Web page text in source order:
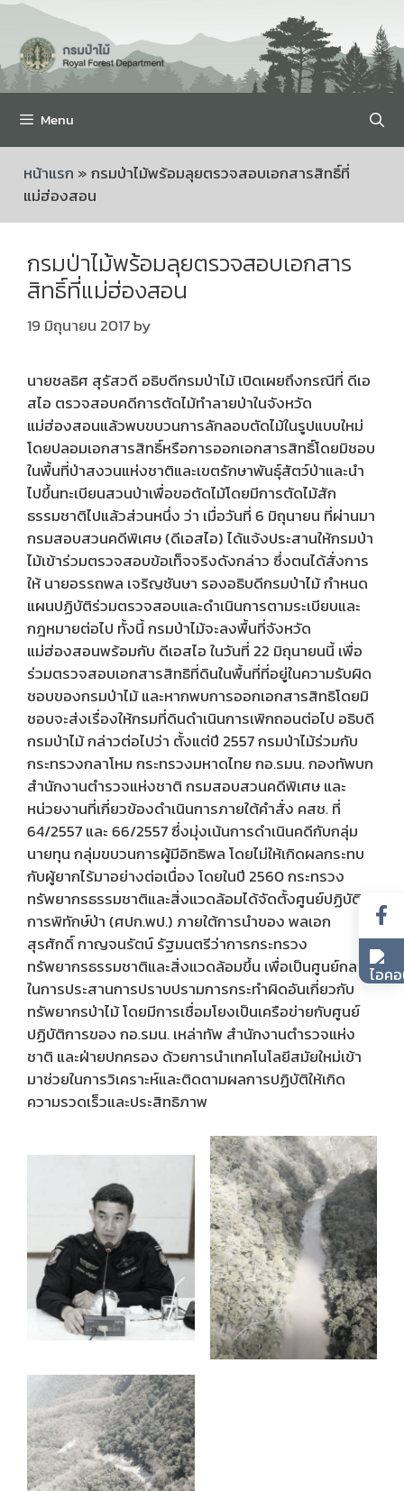
Menu
หน้าแรก »กรมป่าไม้พร้อมลุยตรวจสอบเอกสารสิทธิ์ที่
แม่ฮ่องสอน
กรมป่าไม้พร้อมลุยตรวจสอบเอกสาร
สิทธิ์ที่แม่ฮ่องสอน
19 มิถุนายน 2017by
นายชลธิศ สุรัสวดี อธิบดีกรมป่าไม้ เปิดเผยถึงกรณีที่ ดีเอ
สไอ ตรวจสอบคดีการตัดไม้ทำลายป่าในจังหวัด
แม่ฮ่องสอนแล้วพบขบวนการลักลอบตัดไม้ในรูปแบบใหม่
โดยปลอมเอกสารสิทธิ์หรือการออกเอกสารสิทธิ์โดยมิชอบ
ในพื้นที่ป่าสงวนแห่งชาติและเขตรักษาพันธุ์สัตว์ป่าและนำ
ไปขึ้นทะเบียนสวนป่าเพื่อขอตัดไม้โดยมีการตัดไม้สัก
ธรรมชาติไปแล้วส่วนหนึ่ง ว่า เมื่อวันที่ 6 มิถุนายน ที่ผ่านมา
กรมสอบสวนคดีพิเศษ (ดีเอสไอ) ได้แจ้งประสานให้กรมป่า
ไม้เข้าร่วมตรวจสอบข้อเท็จจริงดังกล่าว ซึ่งตนได้สั่งการ
ให้ นายอรรถพล เจริญชันษา รองอธิบดีกรมป่าไม้ กำหนด
แผนปฏิบัติร่วมตรวจสอบและดำเนินการตามระเบียบและ
กฎหมายต่อไป ทั้งนี้ กรมป่าไม้จะลงพื้นที่จังหวัด
แม่ฮ่องสอนพร้อมกับ ดีเอสไอ ในวันที่ 22 มิถุนายนนี้ เพื่อ
ร่วมตรวจสอบเอกสารสิทธิที่ดินในพื้นที่ที่อยู่ในความรับผิด
ชอบของกรมป่าไม้ และหากพบการออกเอกสารสิทธิโดยมิ
ชอบจะส่งเรื่องให้กรมที่ดินดำเนินการเพิกถอนต่อไป อธิบดี
กรมป่าไม้ กล่าวต่อไปว่า ตั้งแต่ปี 2557 กรมป่าไม้ร่วมกับ
กระทรวงกลาโหม กระทรวงมหาดไทย กอ.รมน. กองทัพบก
สำนักงานตำรวจแห่งชาติ กรมสอบสวนคดีพิเศษ และ
หน่วยงานที่เกี่ยวข้องดำเนินการภายใต้คำสั่ง คสช. ที่
64/2557 และ 66/2557 ซึ่งมุ่งเน้นการดำเนินคดีกับกลุ่ม
นายทุน กลุ่มขบวนการผู้มีอิทธิพล โดยไม่ให้เกิดผลกระทบ
กับผู้ยากไร้มาอย่างต่อเนื่อง โดยในปี 2560 กระทรวง
ทรัพยากรธรรมชาติและสิ่งแวดล้อมได้จัดตั้งศูนย์ปฏิบัติ
การพิทักษ์ป่า (ศปก.พป.) ภายใต้การนำของ พลเอก
สุรศักดิ์ กาญจนรัตน์ รัฐมนตรีว่าการกระทรวง
ทรัพยากรธรรมชาติและสิ่งแวดล้อมขึ้น เพื่อเป็นศูนย์กลาง
ในการประสานการปราบปรามการกระทำผิดอันเกี่ยวกับ
ทรัพยากรป่าไม้ โดยมีการเชื่อมโยงเป็นเครือข่ายกับศูนย์
ปฏิบัติการของ กอ.รมน. เหล่าทัพ สำนักงานตำรวจแห่ง
ชาติ และฝ่ายปกครอง ด้วยการนำเทคโนโลยีสมัยใหม่เข้า
มาช่วยในการวิเคราะห์และติดตามผลการปฏิบัติให้เกิด
ความรวดเร็วและประสิทธิภาพ